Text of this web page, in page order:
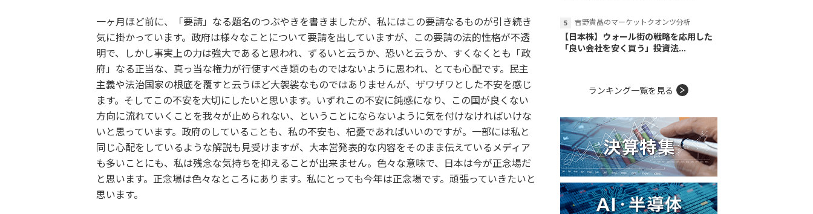
一ヶ月ほど前に、「要請」なる題名のつぶやきを書きましたが、私にはこの要請なるものが引き続き
気に掛かっています。政府は様々なことについて要請を出していますが、この要請の法的性格が不透
明で、しかし事実上の力は強大であると思われ、ずるいと云うか、恐いと云うか、すくなくとも「政
府」なる正当な、真っ当な権力が行使すべき類のものではないように思われ、とても心配です。民主
主義や法治国家の根底を覆すと云うほど大袈裟なものではありませんが、ザワザワとした不安を感じ
ます。そしてこの不安を大切にしたいと思います。いずれこの不安に鈍感になり、この国が良くない
方向に流れていくことを我々が止められない、ということにならないように気を付けなければいけな
いと思っています。政府のしていることも、私の不安も、杞憂であればいいのですが。一部には私と
同じ心配をしているような解説も見受けますが、大本営発表的な内容をそのまま伝えているメディア
も多いことにも、私は残念な気持ちを抑えることが出来ません。色々な意味で、日本は今が正念場だ
と思います。正念場は色々なところにあります。私にとっても今年は正念場です。頑張っていきたいと
思います。
吉野貴晶のマーケットクオンツ分析
【日本株】ウォール街の戦略を応用した
「良い会社を安く買う」投資法...
ランキング一覧を見る